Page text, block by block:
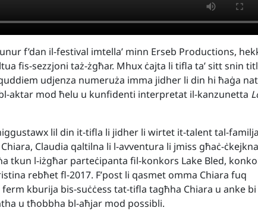
f’dan il-festival imtella’ minn Erseb Productions,
fis-sezzjoni taż-żgħar. Mhux ċajta li tifla ta’ sitt snin
udjenza numeruża imma jidher li din hi ħaġa
aktar mod ħelu u kunfidenti interpretat il-kanzunetta
lil din it-tifla li jidher li wirtet it-talent tal-
Claudia qaltilna li l-avventura li jmiss għaċ-
tkun l-iżgħar parteċipanta fil-konkors Lake Bled,
rebħet fl-2017. F’post li qasmet omma Chiara fuq
kburija bis-suċċess tat-tifla tagħha Chiara u anke bi
u tħobbha bl-aħjar mod possibli.